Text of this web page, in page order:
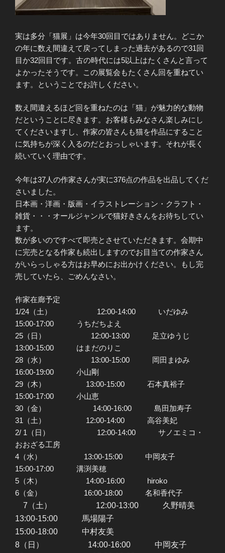
実は多分「猫展」は今年30回目ではありません。どこか
の年に数え間違えて戻ってしまった過去があるので31回
目か32回目です。古の時代には5以上はたくさんと言って
よかったそうです。この展覧会もたくさん回を重ねてい
ます。ということでお許しください。
数え間違えるほど回を重ねたのは「猫」が魅力的な動物
だということに尽きます。お客様もみなさん楽しみにし
てくださいますし、作家の皆さんも猫を作品にすること
に気持ちが深く入るのだとおっしゃいます。それが長く
続いていく理由です。
今年は37人の作家さんが実に376点の作品を出品してくだ
さいました。
日本画・洋画・版画・イラストレーション・クラフト・
雑貨・・・オールジャンルで猫好きさんをお待ちしてい
ます。
数が多いのですべて即売とさせていただきます。会期中
に完売となる作家も続出しますのでお目当ての作家さん
がいらっしゃる方はお早めにお出かけください。もし完
売していたら、ごめんなさい。
作家在廊予定
1/24（土） 12:00-14:00 いだゆみ
15:00-17:00 うちだちよえ
25（日） 12:00-13:00 足立ゆうじ
13:00-15:00 はまだのりこ
28（水） 13:00-15:00 岡田まゆみ
16:00-19:00 小山剛
29（木） 13:00-15:00 石本真裕子
15:00-17:00 小山恵
30（金） 14:00-16:00 島田加寿子
31（土） 12:00-14:00 高谷美妃
2/ 1（日） 12:00-14:00 サノエミコ・
おおざる工房
4（水） 13:00-15:00 中岡友子
15:00-17:00 溝渕美穂
5（木） 14:00-16:00 hiroko
6（金） 16:00-18:00 名和香代子
7（土） 12:00-13:00 久野晴美
13:00-15:00 馬場陽子
15:00-18:00 中村友美
8（日） 14:00-16:00 中岡友子